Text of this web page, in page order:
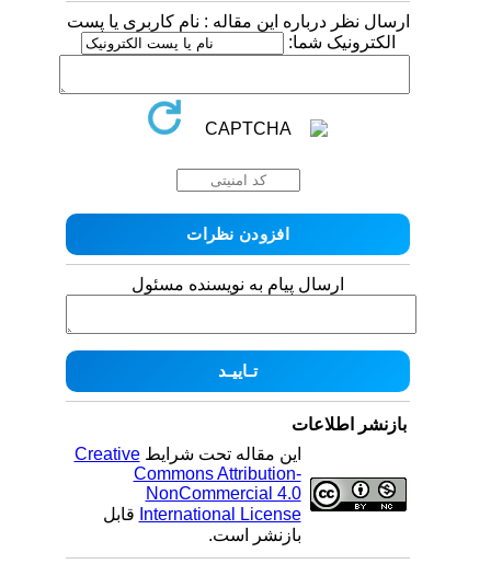
ارسال نظر درباره این مقاله : نام کاربری یا پست
الکترونیک شما:
ارسال پیام به نویسنده مسئول
بازنشر اطلاعات
این مقاله تحت شرایطCreative
Commons Attribution-
NonCommercial 4.0
International Licenseقابل
بازنشر است.